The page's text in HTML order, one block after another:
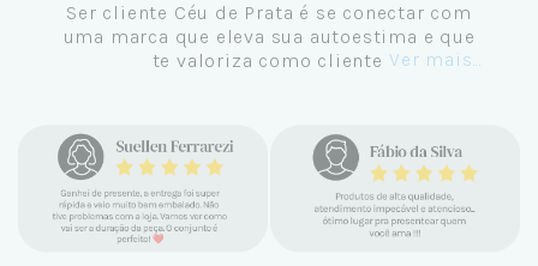
Ser cliente Céu de Prata é se conectar com
uma marca que eleva sua autoestima e que
te valoriza como cliente. Ver mais...